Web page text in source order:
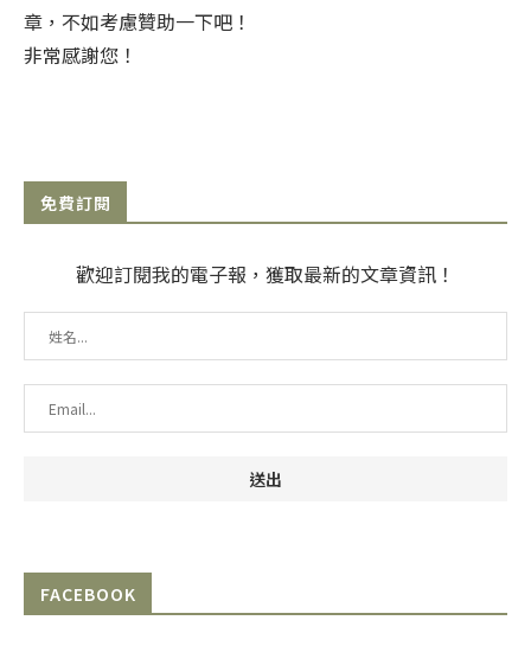
章，不如考慮贊助一下吧！
非常感謝您！
免費訂閱
歡迎訂閱我的電子報，獲取最新的文章資訊！
FACEBOOK